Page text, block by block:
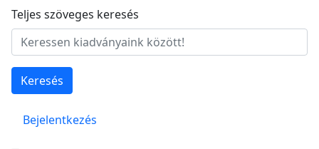
Ugrás a tartalomra
Teljes szöveges keresés
Keresés
Felhasználói fiók menüje
Bejelentkezés